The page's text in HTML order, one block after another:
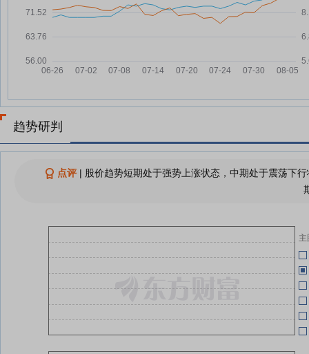
04-24
04-24
趋势研判
点评| 股价趋势短期处于强势上涨状态，中期处于震荡下
主